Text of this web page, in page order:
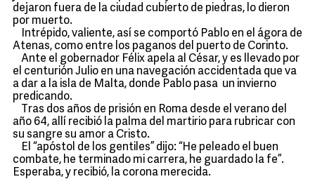
dejaron fuera de la ciudad cubierto de piedras, lo dieron
por muerto.
Intrépido, valiente, así se comportó Pablo en el ágora de
Atenas, como entre los paganos del puerto de Corinto.
Ante el gobernador Félix apela al César, y es llevado por
el centurión Julio en una navegación accidentada que va
a dar a la isla de Malta, donde Pablo pasa un invierno
predicando.
Tras dos años de prisión en Roma desde el verano del
año 64, allí recibió la palma del martirio para rubricar con
su sangre su amor a Cristo.
El “apóstol de los gentiles” dijo: “He peleado el buen
combate, he terminado mi carrera, he guardado la fe”.
Esperaba, y recibió, la corona merecida.